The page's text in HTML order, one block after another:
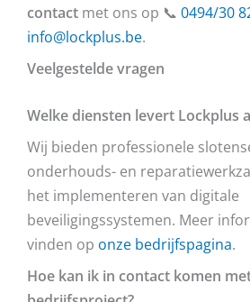
contact met ons op 📞 0494/30
info@lockplus.be.
Veelgestelde vragen
Welke diensten levert Lockplus
Wij bieden professionele
onderhouds- en
het implementeren van digitale
beveiligingssystemen. Meer
vinden op onze bedrijfspagina.
Hoe kan ik in contact komen